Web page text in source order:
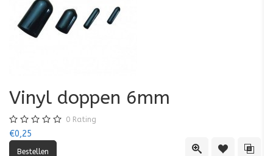
Quick ViewToevoegen
Vinyl doppen 6mm
0 Rating
€0,25